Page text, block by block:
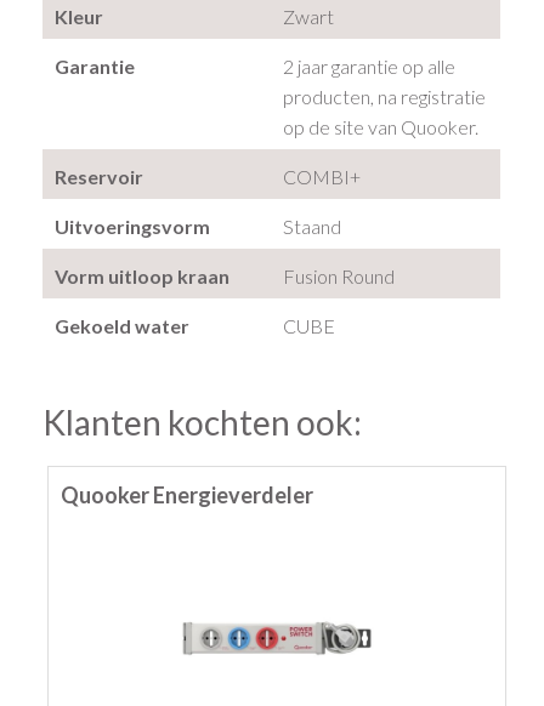
Kleur Zwart
Garantie
2 jaar garantie op alle
producten, na registratie
op de site van Quooker.
Reservoir COMBI+
Uitvoeringsvorm Staand
Vorm uitloop kraan Fusion Round
Gekoeld water CUBE
Klanten kochten ook:
Quooker Energieverdeler